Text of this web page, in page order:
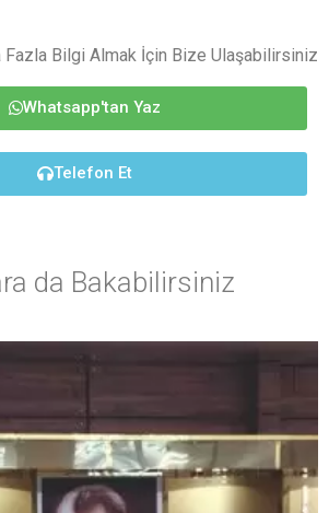
Fazla Bilgi Almak İçin Bize Ulaşabilirsiniz
Whatsapp'tan Yaz
Telefon Et
da Bakabilirsiniz